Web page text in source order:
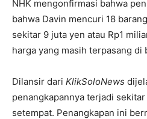
NHK mengonfirmasi bahwa
bahwa Davin mencuri 18
sekitar 9 juta yen atau Rp1
harga yang masih terpasang di
Dilansir dari KlikSoloNews
penangkapannya terjadi
setempat. Penangkapan ini